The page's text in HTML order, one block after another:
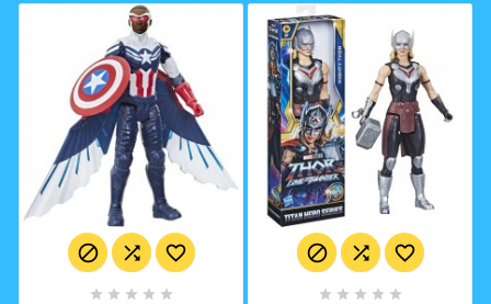
  
    
  
    